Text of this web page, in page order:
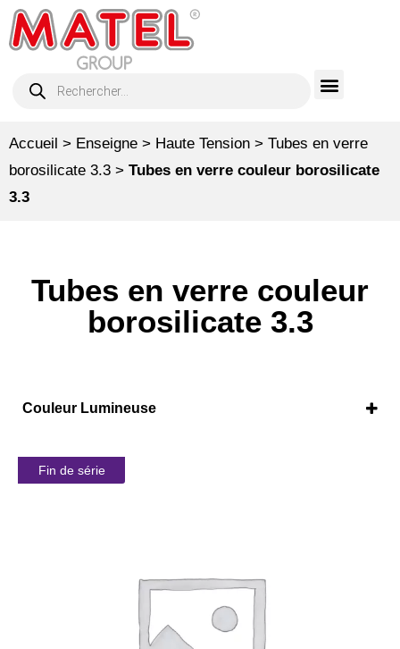
Accueil > Enseigne > Haute Tension > Tubes en verre
borosilicate 3.3 > Tubes en verre couleur borosilicate
3.3
Tubes en verre couleur
borosilicate 3.3
Couleur Lumineuse
Jaune Ananas (1)
Super Turquoise
Fin de série